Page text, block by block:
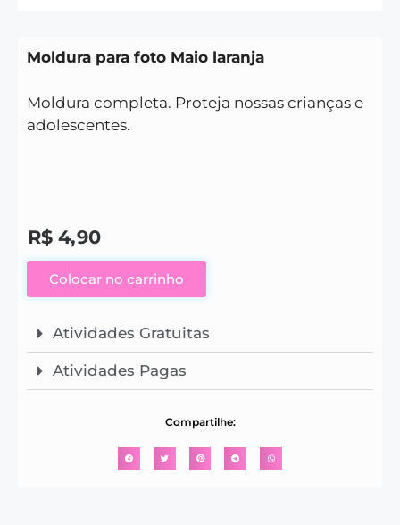
Moldura para foto Maio laranja
Moldura completa. Proteja nossas crianças e
adolescentes.
R$ 4,90
Colocar no carrinho
Atividades Gratuitas
Atividades Pagas
Compartilhe: